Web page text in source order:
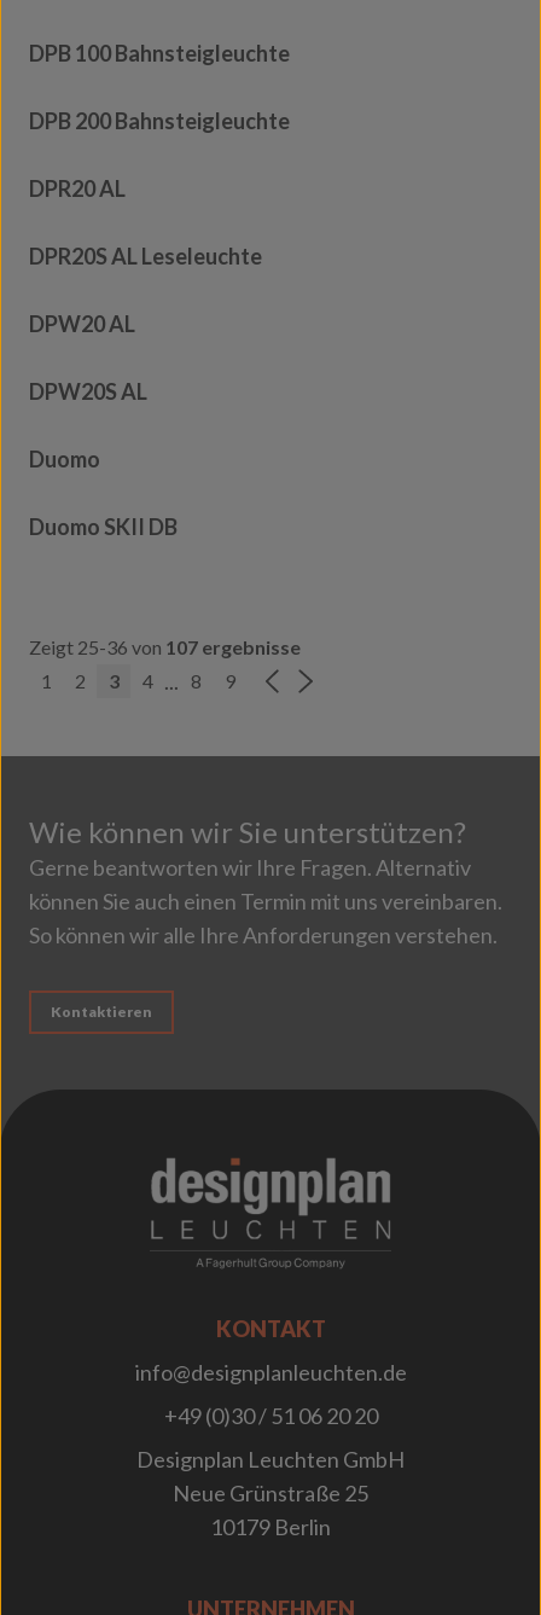
DPB 100 Bahnsteigleuchte
DPB 200 Bahnsteigleuchte
DPR20 AL
DPR20S AL Leseleuchte
DPW20 AL
DPW20S AL
Duomo
Duomo SKII DB
Zeigt 25-36 von 107 ergebnisse
1
2 3 4 ... 8 9
Wie können wir Sie unterstützen?
Gerne beantworten wir Ihre Fragen. Alternativ
können Sie auch einen Termin mit uns vereinbaren.
So können wir alle Ihre Anforderungen verstehen.
Kontaktieren
KONTAKT
info@designplanleuchten.de
+49 (0)30 / 51 06 20 20
Designplan Leuchten GmbH
Neue Grünstraße 25
10179 Berlin
UNTERNEHMEN